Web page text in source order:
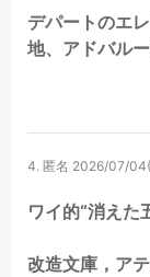
デパートのエ
地、アドバル
4. 匿名 2026/07/
ワイ的“消えた
改造文庫，ア